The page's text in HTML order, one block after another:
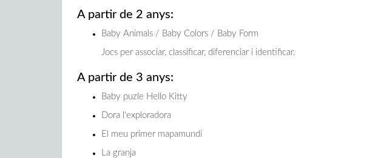
A partir de 2 anys:
Baby Animals / Baby Colors / Baby Form
Jocs per associar, classificar, diferenciar i identificar.
A partir de 3 anys:
Baby puzle Hello Kitty
Dora l'exploradora
El meu primer mapamundi
La granja